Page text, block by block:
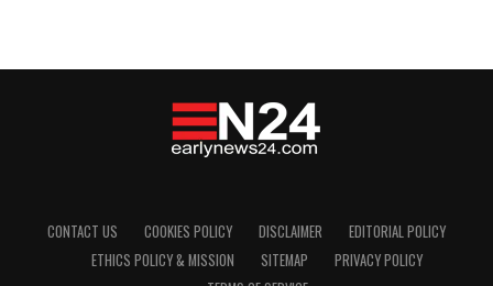
CONTACT US COOKIES POLICY DISCLAIMER
EDITORIAL POLICY
ETHICS POLICY & MISSION
SITEMAP
PRIVACY POLICY